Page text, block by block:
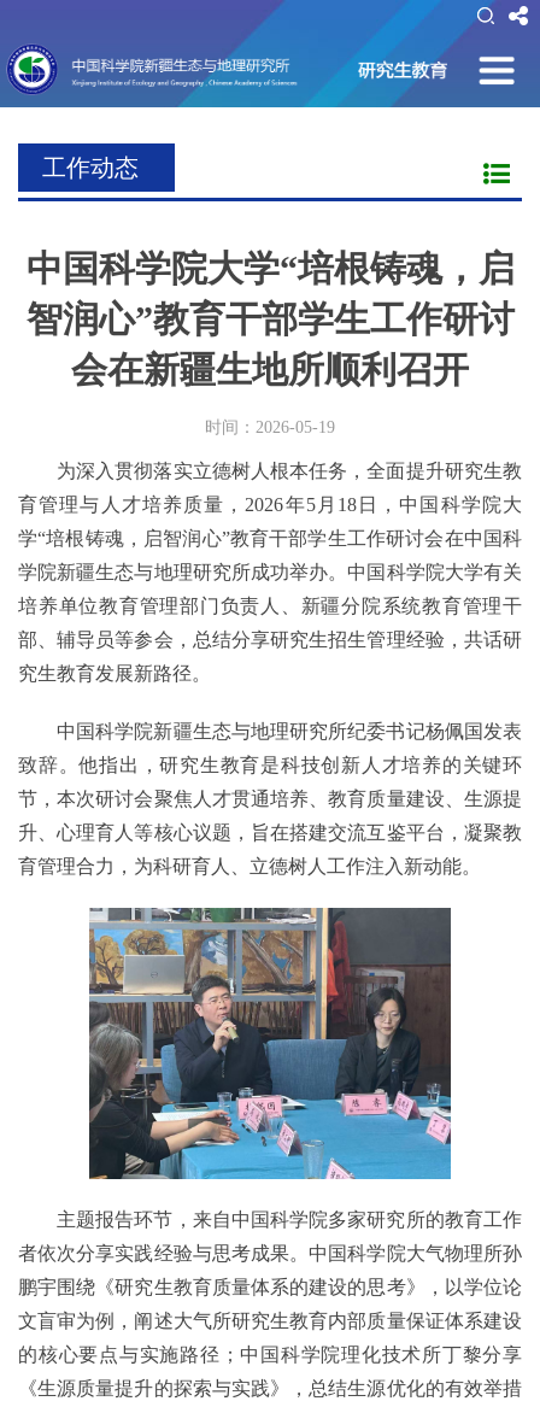
工作动态
中国科学院大学“培根铸魂，启
智润心”教育干部学生工作研讨
会在新疆生地所顺利召开
时间：2026-05-19
为深入贯彻落实立德树人根本任务，全面提升研究生教
育管理与人才培养质量，2026年5月18日，中国科学院大
学“培根铸魂，启智润心”教育干部学生工作研讨会在中国科
学院新疆生态与地理研究所成功举办。中国科学院大学有关
培养单位教育管理部门负责人、新疆分院系统教育管理干
部、辅导员等参会，总结分享研究生招生管理经验，共话研
究生教育发展新路径。
中国科学院新疆生态与地理研究所纪委书记杨佩国发表
致辞。他指出，研究生教育是科技创新人才培养的关键环
节，本次研讨会聚焦人才贯通培养、教育质量建设、生源提
升、心理育人等核心议题，旨在搭建交流互鉴平台，凝聚教
育管理合力，为科研育人、立德树人工作注入新动能。
主题报告环节，来自中国科学院多家研究所的教育工作
者依次分享实践经验与思考成果。中国科学院大气物理所孙
鹏宇围绕《研究生教育质量体系的建设的思考》，以学位论
文盲审为例，阐述大气所研究生教育内部质量保证体系建设
的核心要点与实施路径；中国科学院理化技术所丁黎分享
《生源质量提升的探索与实践》，总结生源优化的有效举措